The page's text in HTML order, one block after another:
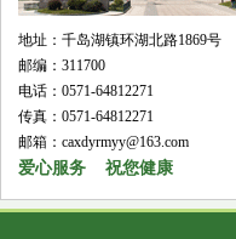
地址：千岛湖镇环湖北路1869号
邮编：311700
电话：0571-64812271
传真：0571-64812271
邮箱：caxdyrmyy@163.com
爱心服务 祝您健康